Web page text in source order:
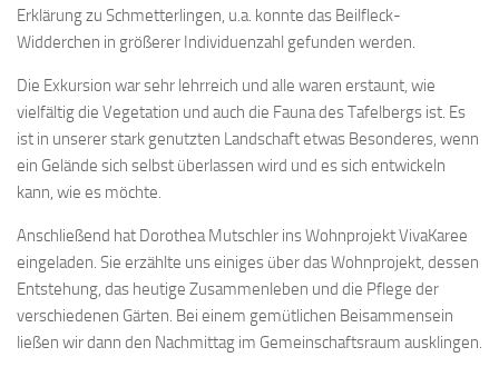
Erklärung zu Schmetterlingen, u.a. konnte das Beilfleck-
Widderchen in größerer Individuenzahl gefunden werden.
Die Exkursion war sehr lehrreich und alle waren erstaunt, wie
vielfältig die Vegetation und auch die Fauna des Tafelbergs ist. Es
ist in unserer stark genutzten Landschaft etwas Besonderes, wenn
ein Gelände sich selbst überlassen wird und es sich entwickeln
kann, wie es möchte.
Anschließend hat Dorothea Mutschler ins Wohnprojekt VivaKaree
eingeladen. Sie erzählte uns einiges über das Wohnprojekt, dessen
Entstehung, das heutige Zusammenleben und die Pflege der
verschiedenen Gärten. Bei einem gemütlichen Beisammensein
ließen wir dann den Nachmittag im Gemeinschaftsraum ausklingen.